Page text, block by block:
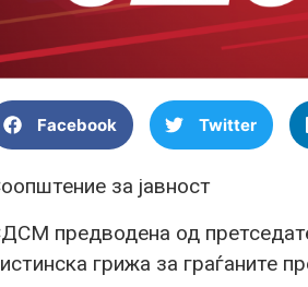
Facebook Twitter
за јавност
предводена од
грижа за граѓаните